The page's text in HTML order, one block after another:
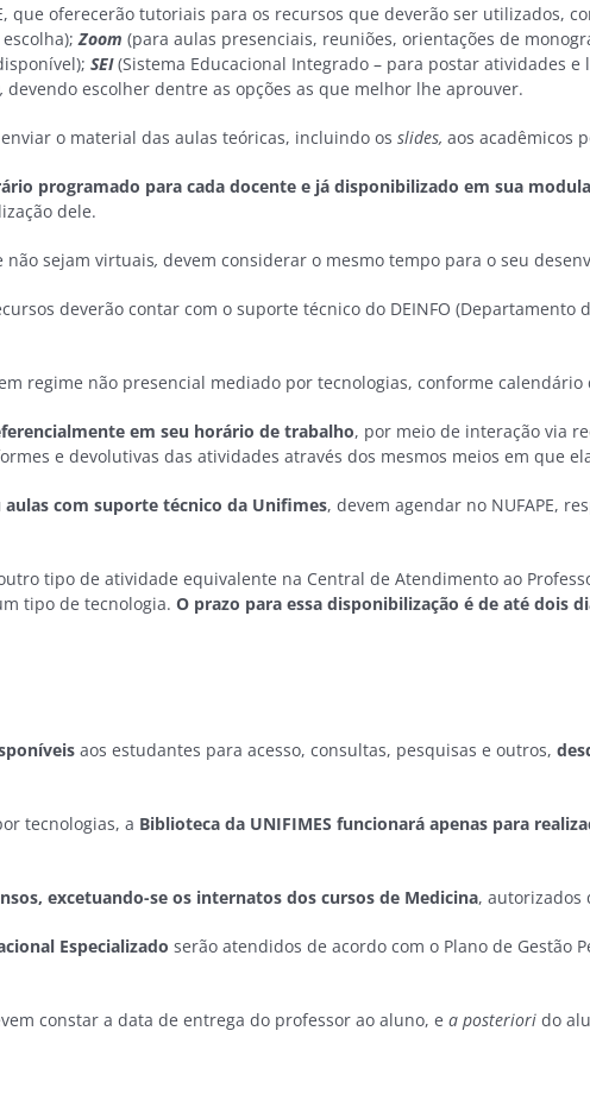
que oferecerão tutoriais para os recursos que deverão ser utilizados,
Zoom (para aulas presenciais, reuniões, orientações de
SEI (Sistema Educacional Integrado – para postar atividades e
devendo escolher dentre as opções as que melhor lhe aprouver.
o material das aulas teóricas, incluindo os slides, aos acadêmicos
programado para cada docente e já disponibilizado em sua
dele.
não sejam virtuais, devem considerar o mesmo tempo para o seu
deverão contar com o suporte técnico do DEINFO (Departamento
regime não presencial mediado por tecnologias, conforme calendário
em seu horário de trabalho, por meio de interação via
e devolutivas das atividades através dos mesmos meios em que
aulas com suporte técnico da Unifimes, devem agendar no NUFAPE,
tipo de atividade equivalente na Central de Atendimento ao
tipo de tecnologia. O prazo para essa disponibilização é de até dois
aos estudantes para acesso, consultas, pesquisas e outros,
tecnologias, a Biblioteca da UNIFIMES funcionará apenas para
excetuando-se os internatos dos cursos de Medicina, autorizados
Especializado serão atendidos de acordo com o Plano de Gestão
constar a data de entrega do professor ao aluno, e a posteriori do